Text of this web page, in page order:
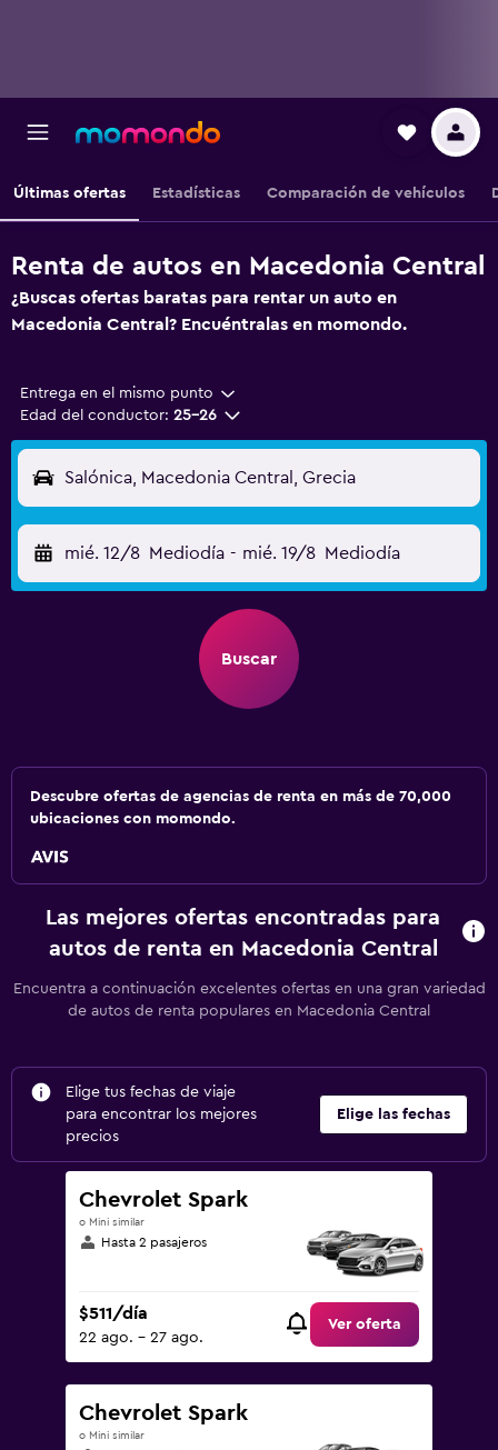
Últimas ofertas Estadísticas Comparación de vehículos
Renta de autos en Macedonia Central
¿Buscas ofertas baratas para rentar un auto en
Macedonia Central? Encuéntralas en momondo.
Entrega en el mismo punto
Edad del conductor: 25-26
Salónica, Macedonia Central, Grecia
mié. 12/8 Mediodía - mié. 19/8 Mediodía
Buscar
Descubre ofertas de agencias de renta en más de 70,000
ubicaciones con momondo.
Las mejores ofertas encontradas para
autos de renta en Macedonia Central
Encuentra a continuación excelentes ofertas en una gran variedad
de autos de renta populares en Macedonia Central
Elige tus fechas de viaje
para encontrar los mejores
precios
Elige las fechas
Chevrolet Spark
o Mini similar
Hasta 2 pasajeros
$511/día
22 ago. - 27 ago.
Ver oferta
Chevrolet Spark
o Mini similar